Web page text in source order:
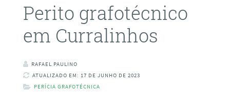
Perito grafotécnico
em Curralinhos
RAFAEL PAULINO
ATUALIZADO EM: 17 DE JUNHO DE 2023
PERÍCIA GRAFOTÉCNICA